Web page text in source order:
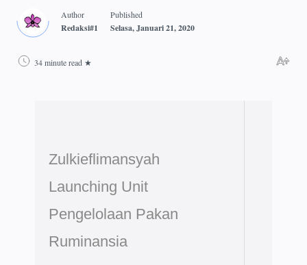
34 minute read
Zulkieflimansyah
Launching Unit
Pengelolaan Pakan
Ruminansia